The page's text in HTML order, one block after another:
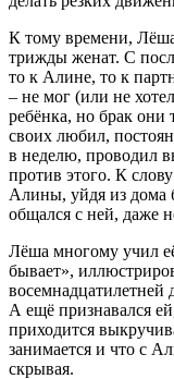
К тому времени,
трижды женат. С
то к Алине, то к
– не мог (или не
ребёнка, но брак они
своих любил,
в неделю, проводил
против этого. К
Алины, уйдя из дома
общался с ней, даже
Лёша многому учил
бывает»,
А ещё признавался
приходится
занимается и что с
скрывая.